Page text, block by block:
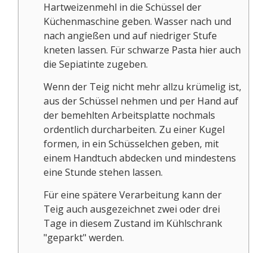
Hartweizenmehl in die Schüssel der
Küchenmaschine geben. Wasser nach und
nach angießen und auf niedriger Stufe
kneten lassen. Für schwarze Pasta hier auch
die Sepiatinte zugeben.
Wenn der Teig nicht mehr allzu krümelig ist,
aus der Schüssel nehmen und per Hand auf
der bemehlten Arbeitsplatte nochmals
ordentlich durcharbeiten. Zu einer Kugel
formen, in ein Schüsselchen geben, mit
einem Handtuch abdecken und mindestens
eine Stunde stehen lassen.
Für eine spätere Verarbeitung kann der
Teig auch ausgezeichnet zwei oder drei
Tage in diesem Zustand im Kühlschrank
"geparkt" werden.